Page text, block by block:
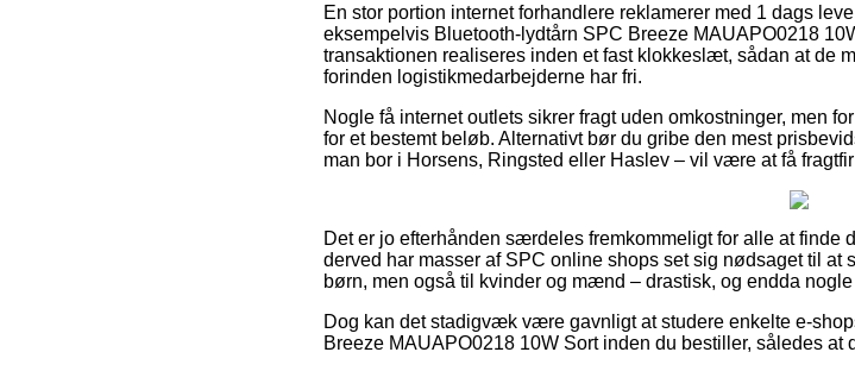
En stor portion internet forhandlere reklamerer med 1 dags
eksempelvis Bluetooth-lydtårn SPC Breeze MAUAPO0218
transaktionen realiseres inden et fast klokkeslæt, sådan at de
forinden logistikmedarbejderne har fri.
Nogle få internet outlets sikrer fragt uden omkostninger, men
for et bestemt beløb. Alternativt bør du gribe den mest
man bor i Horsens, Ringsted eller Haslev – vil være at få
Det er jo efterhånden særdeles fremkommeligt for alle at finde
derved har masser af SPC online shops set sig nødsaget til at
børn, men også til kvinder og mænd – drastisk, og endda
Dog kan det stadigvæk være gavnligt at studere enkelte e-
Breeze MAUAPO0218 10W Sort inden du bestiller, således at